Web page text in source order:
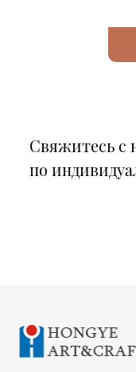
Свяжитесь с
по